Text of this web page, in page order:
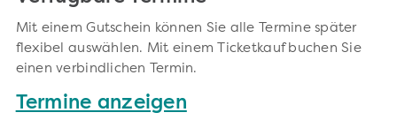
Mit einem Gutschein können Sie alle Termine später
flexibel auswählen. Mit einem Ticketkauf buchen Sie
einen verbindlichen Termin.
Termine anzeigen